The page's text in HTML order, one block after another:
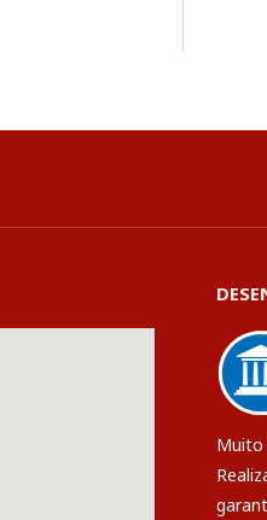
Muito